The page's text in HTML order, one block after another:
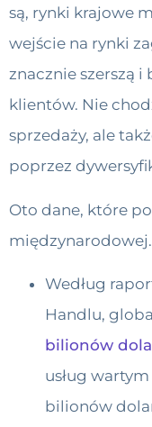
są, rynki krajowe
wejście na rynki
znacznie szerszą
klientów. Nie
sprzedaży, ale
poprzez
Oto dane, które
międzynarodowej.
Według
Handlu,
bilionów
usług
bilionów